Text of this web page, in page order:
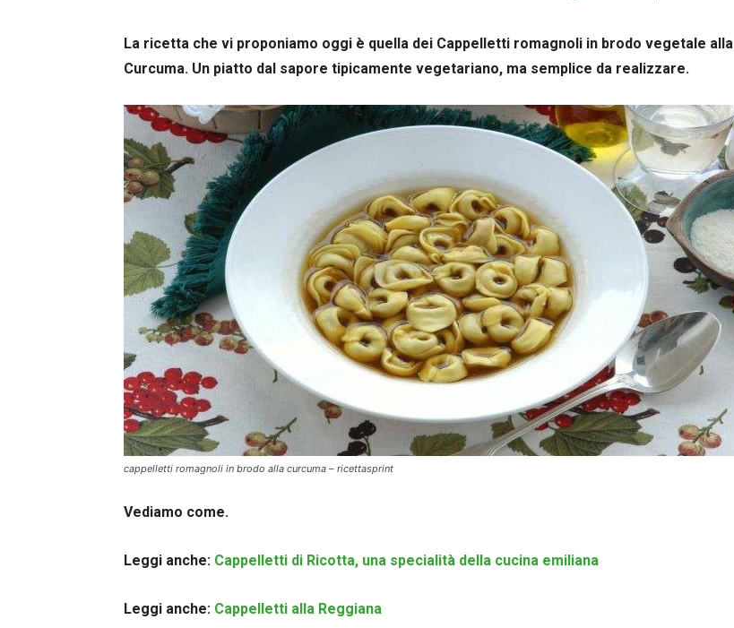
La ricetta che vi proponiamo oggi è quella dei Cappelletti romagnoli in brodo vegetale alla
Curcuma. Un piatto dal sapore tipicamente vegetariano, ma semplice da realizzare.
cappelletti romagnoli in brodo alla curcuma – ricettasprint
Vediamo come.
Leggi anche: Cappelletti di Ricotta, una specialità della cucina emiliana
Leggi anche: Cappelletti alla Reggiana